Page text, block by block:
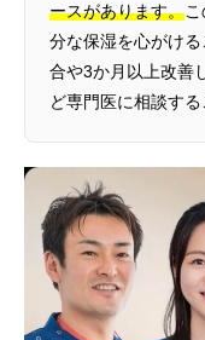
ースがあります。
分な保湿を心がけ
合や3か月以上改善
ど専門医に相談する